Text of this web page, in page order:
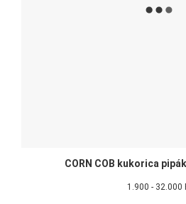
CORN COB kukorica
1.900 - 32.000